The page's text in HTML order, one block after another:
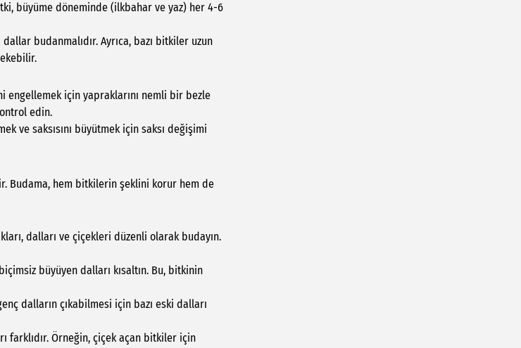
büyüme döneminde (ilkbahar ve yaz) her 4-6
budanmalıdır. Ayrıca, bazı bitkiler uzun
için yapraklarını nemli bir bezle
edin.
ve saksısını büyütmek için saksı değişimi
Budama, hem bitkilerin şeklini korur hem de
dalları ve çiçekleri düzenli olarak budayın.
büyüyen dalları kısaltın. Bu, bitkinin
dalların çıkabilmesi için bazı eski dalları
farklıdır. Örneğin, çiçek açan bitkiler için